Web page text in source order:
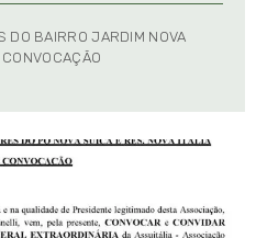
DO BAIRRO JARDIM NOVA